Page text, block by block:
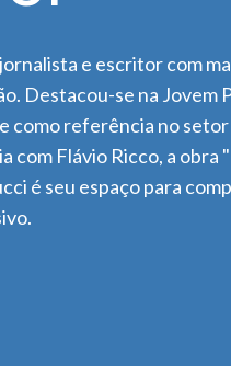
e escritor com
Destacou-se na Jovem
como referência no
com Flávio Ricco, a
é seu espaço para